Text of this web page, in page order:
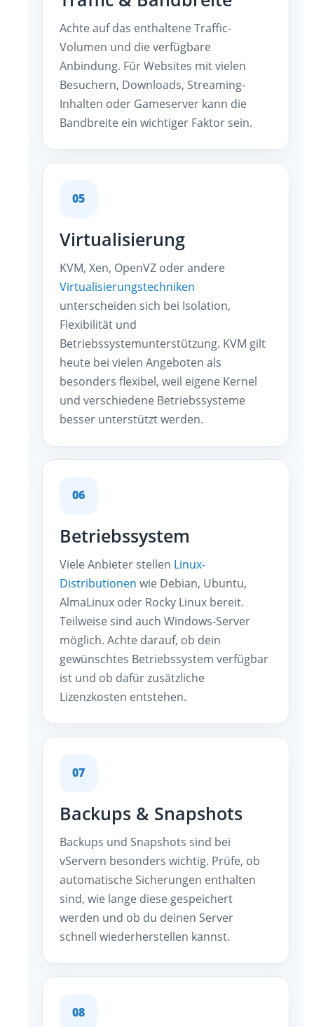
Achte auf das enthaltene Traffic-
Volumen und die verfügbare
Anbindung. Für Websites mit vielen
Besuchern, Downloads, Streaming-
Inhalten oder Gameserver kann die
Bandbreite ein wichtiger Faktor sein.
05
Virtualisierung
KVM, Xen, OpenVZ oder andere
Virtualisierungstechniken
unterscheiden sich bei Isolation,
Flexibilität und
Betriebssystemunterstützung. KVM gilt
heute bei vielen Angeboten als
besonders flexibel, weil eigene Kernel
und verschiedene Betriebssysteme
besser unterstützt werden.
06
Betriebssystem
Viele Anbieter stellen Linux-
Distributionen wie Debian, Ubuntu,
AlmaLinux oder Rocky Linux bereit.
Teilweise sind auch Windows-Server
möglich. Achte darauf, ob dein
gewünschtes Betriebssystem verfügbar
ist und ob dafür zusätzliche
Lizenzkosten entstehen.
07
Backups & Snapshots
Backups und Snapshots sind bei
vServern besonders wichtig. Prüfe, ob
automatische Sicherungen enthalten
sind, wie lange diese gespeichert
werden und ob du deinen Server
schnell wiederherstellen kannst.
08